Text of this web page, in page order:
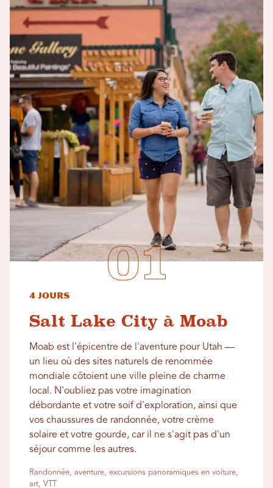
4 jours
Salt Lake City à Moab
Moab est l'épicentre de l'aventure pour Utah —
un lieu où des sites naturels de renommée
mondiale côtoient une ville pleine de charme
local. N'oubliez pas votre imagination
débordante et votre soif d'exploration, ainsi que
vos chaussures de randonnée, votre crème
solaire et votre gourde, car il ne s'agit pas d'un
séjour comme les autres.
Randonnée, aventure, excursions panoramiques en voiture,
art, VTT